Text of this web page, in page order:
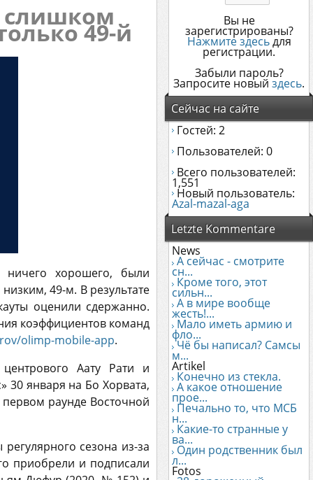
Вы не
зарегистрированы?
Нажмите здесьдля
регистрации.
Забыли пароль?
Запросите новый здесь.
Сейчас на сайте
Гостей: 2
Пользователей: 0
Всего пользователей:
1,551
Новый пользователь:
Azal-mazal-aga
Letzte Kommentare
News
А сейчас - смотрите
сн...
Кроме того, этот
сильн...
А в мире вообще
жесть!...
Мало иметь армию и
фло...
Чё бы написал? Самсы
м...
Artikel
Конечно из стекла.
А какое отношение
прое...
Печально то, что МСБ
н...
Какие-то странные у
ва...
Один родственник был
л...
Fotos
слишком
49-й
хорошего, были
49-м. В результате
оценили сдержанно.
коэффициентов команд
olimp-mobile-app.
центрового Аату Рати и
30 января на Бо Хорвата,
раунде Восточной
сезона из-за
приобрели и подписали